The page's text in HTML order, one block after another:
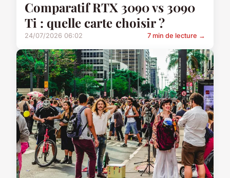
Comparatif RTX 3090 vs 3090
Ti : quelle carte choisir ?
24/07/2026 06:02 7 min de lecture →